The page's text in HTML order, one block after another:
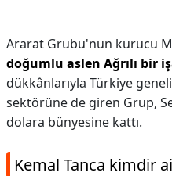
Ararat Grubu'nun kurucu
doğumlu aslen Ağrılı bir
dükkânlarıyla Türkiye
sektörüne de giren Grup,
dolara bünyesine kattı.
Kemal Tanca kimdir